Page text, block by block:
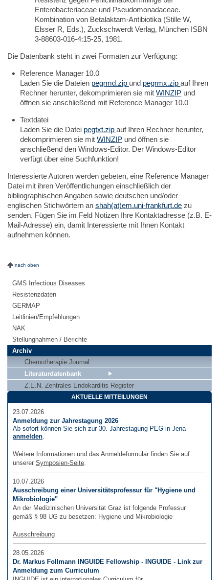
Enterobacteriaceae und Pseudomonadaceae.
Kombination von Betalaktam-Antibiotika (Stille W,
Elsser R, Eds.), Zuckschwerdt Verlag, München ISBN
3-88603-016-4:15-25, 1981.
Die Datenbank steht in zwei Formaten zur Verfügung:
Reference Manager 10.0
Laden Sie die Dateien pegrmd.zip und pegrmx.zip auf Ihren
Rechner herunter, dekomprimieren sie mit WINZIP und
öffnen sie anschließend mit Reference Manager 10.0
Textdatei
Laden Sie die Datei pegtxt.zip auf Ihren Rechner herunter,
dekomprimieren sie mit WINZIP und öffnen sie
anschließend den Windows-Editor. Der Windows-Editor
verfügt über eine Suchfunktion!
Interessierte Autoren werden gebeten, eine Reference Manager
Datei mit ihren Veröffentlichungen einschließlich der
bibliographischen Angaben sowie deutschen und/oder
englischen Stichwörtern an shah(at)em.uni-frankfurt.de zu
senden. Fügen Sie im Feld Notizen Ihre Kontaktadresse (z.B. E-
Mail-Adresse) ein, damit Interessierte mit Ihnen Kontakt
aufnehmen können.
nach oben
GMS Infectious Diseases
Resistenzdaten
GERMAP
Leitlinien/Empfehlungen
NAK
Stellungnahmen / Berichte
Archiv
Chemotherapie Journal
Literaturdatenbank
Z.E.N. Zentrales Endokarditis Register
AKTUELLE MITTEILUNGEN
23.07.2026
Anmeldung zur Jahrestagung 2026
Ab sofort können Sie sich zur 30. Jahrestagung PEG in Jena
anmelden.
Weitere Informationen und das Anmeldeformular finden Sie auf
unserer Symposien-Seite.
10.07.2026
Ausschreibung einer Universitätsprofessur für "Hygiene und
Mikrobiologie"
An der Medizinischen Universität Graz ist folgende Professur
gemäß § 98 UG zu besetzen: Hygiene und Mikrobiologie
Ausschreibung
28.05.2026
Dr. Markus Follmann INGUIDE Fellowship - INGUIDE - Link zur
Anmeldung zum Curriculum